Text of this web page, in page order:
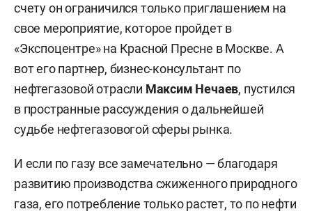
счету он ограничился только приглашением на
свое мероприятие, которое пройдет в
«Экспоцентре» на Красной Пресне в Москве. А
вот его партнер, бизнес-консультант по
нефтегазовой отрасли Максим Нечаев, пустился
в пространные рассуждения о дальнейшей
судьбе нефтегазовогой сферы рынка.
И если по газу все замечательно — благодаря
развитию производства сжиженного природного
газа, его потребление только растет, то по нефти